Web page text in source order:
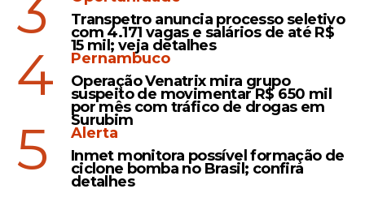
A assessora do parlamentar também
participou do momento de conflito. Ela
teria feito comentários direcionados à
Transpetro anuncia processo seletivo
com 4.171 vagas e salários de até R$
15 mil; veja detalhes
4
Pernambuco
Operação Venatrix mira grupo
suspeito de movimentar R$ 650 mil
por mês com tráfico de drogas em
Surubim
5
Alerta
Inmet monitora possível formação de
ciclone bomba no Brasil; confira
detalhes